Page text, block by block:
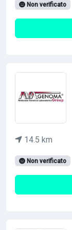
Non verificato
14.5 km
Non verificato